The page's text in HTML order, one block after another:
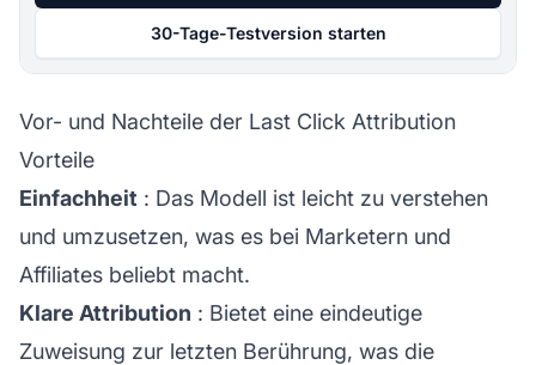
30-Tage-Testversion starten
Vor- und Nachteile der Last Click Attribution
Vorteile
Einfachheit : Das Modell ist leicht zu verstehen
und umzusetzen, was es bei Marketern und
Affiliates beliebt macht.
Klare Attribution : Bietet eine eindeutige
Zuweisung zur letzten Berührung, was die